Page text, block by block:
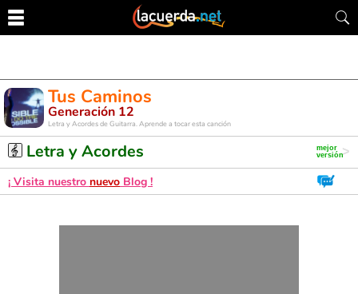
Tus Caminos
Generación 12
Letra y Acordes de Guitarra. Aprende a tocar esta canción
Letra y Acordes
¡ Visita nuestro nuevo Blog !